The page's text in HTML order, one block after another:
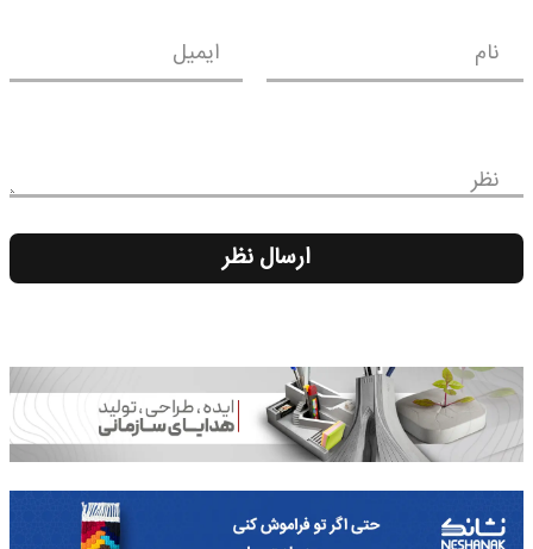
نام ایمیل
نظر
ارسال نظر